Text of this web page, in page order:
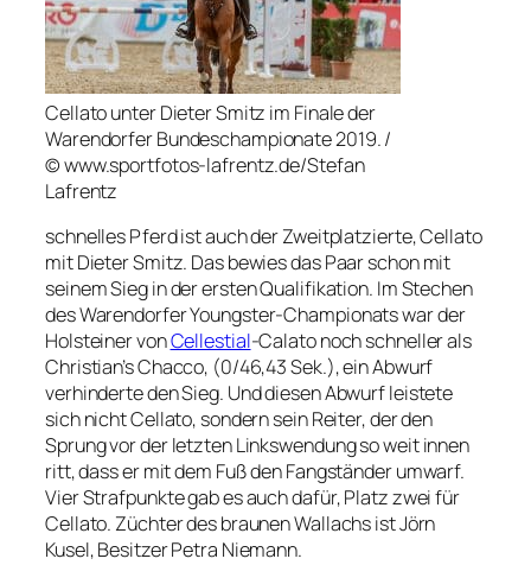
Cellato unter Dieter Smitz im Finale der
Warendorfer Bundeschampionate 2019. /
© www.sportfotos-lafrentz.de/Stefan
Lafrentz
schnelles Pferd ist auch der Zweitplatzierte, Cellato
mit Dieter Smitz. Das bewies das Paar schon mit
seinem Sieg in der ersten Qualifikation. Im Stechen
des Warendorfer Youngster-Championats war der
Holsteiner vonCellestial-Calato noch schneller als
Christian’s Chacco, (0/46,43 Sek.), ein Abwurf
verhinderte den Sieg. Und diesen Abwurf leistete
sich nicht Cellato, sondern sein Reiter, der den
Sprung vor der letzten Linkswendung so weit innen
ritt, dass er mit dem Fuß den Fangständer umwarf.
Vier Strafpunkte gab es auch dafür, Platz zwei für
Cellato. Züchter des braunen Wallachs ist Jörn
Kusel, Besitzer Petra Niemann.